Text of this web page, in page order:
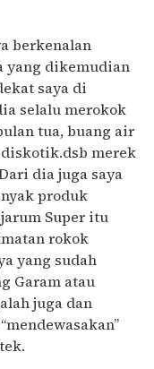
berkenalan
yang dikemudian
saya di
selalu merokok
tua, buang air
merek
dia juga saya
produk
Super itu
rokok
yang sudah
Garam atau
juga dan